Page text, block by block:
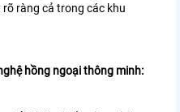
ràng cả trong các khu
hồng ngoại thông minh: